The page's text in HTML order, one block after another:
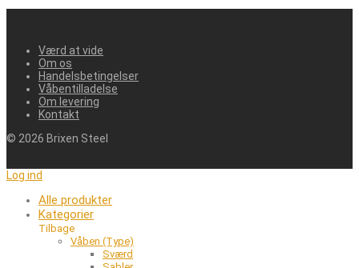
Værd at vide
Om os
Handelsbetingelser
Våbentilladelse
Om levering
Kontakt
© 2026 Brixen Steel
Log ind
Alle produkter
Kategorier
Tilbage
Våben (Type)
Sværd